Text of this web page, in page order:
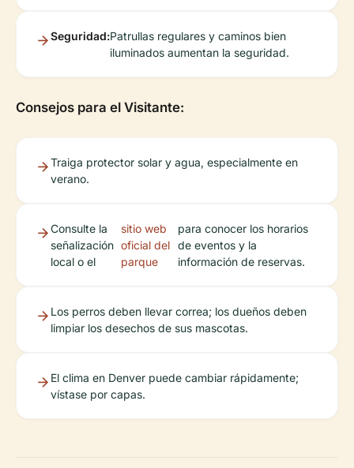
Seguridad:Patrullas regulares y caminos bien
iluminados aumentan la seguridad.
Consejos para el Visitante:
Traiga protector solar y agua, especialmente en
verano.
Consulte la
señalización
local o el
sitio web
oficial del
parque
para conocer los horarios
de eventos y la
información de reservas.
Los perros deben llevar correa; los dueños deben
limpiar los desechos de sus mascotas.
El clima en Denver puede cambiar rápidamente;
vístase por capas.